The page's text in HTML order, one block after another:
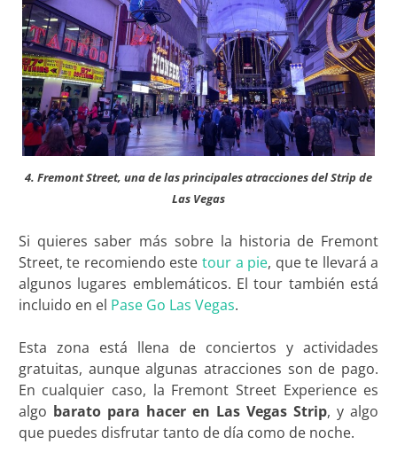
4. Fremont Street, una de las principales atracciones del Strip de
Las Vegas
Si quieres saber más sobre la historia de Fremont
Street, te recomiendo este tour a pie, que te llevará a
algunos lugares emblemáticos. El tour también está
incluido en el Pase Go Las Vegas.
Esta zona está llena de conciertos y actividades
gratuitas, aunque algunas atracciones son de pago.
En cualquier caso, la Fremont Street Experience es
algo barato para hacer en Las Vegas Strip, y algo
que puedes disfrutar tanto de día como de noche.